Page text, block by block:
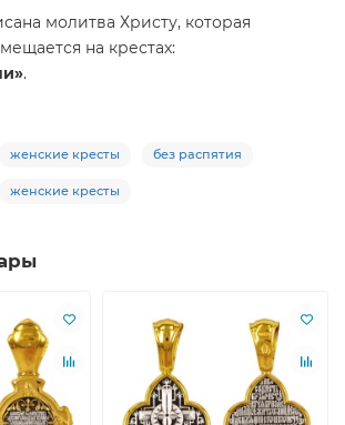
молитва Христу, которая
на крестах:
.
женские кресты без распятия
женские кресты